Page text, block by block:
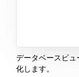
データベースビ
化します。